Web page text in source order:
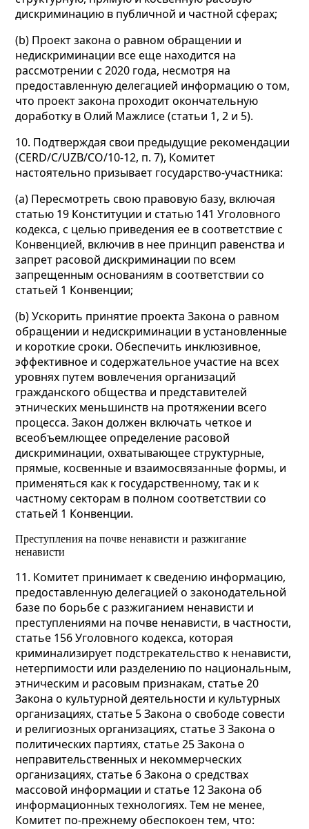
дискриминацию в публичной и частной сферах;
(b) Проект закона о равном обращении и
недискриминации все еще находится на
рассмотрении с 2020 года, несмотря на
предоставленную делегацией информацию о том,
что проект закона проходит окончательную
доработку в Олий Мажлисе (статьи 1, 2 и 5).
10. Подтверждая свои предыдущие рекомендации
(CERD/C/UZB/CO/10-12, п. 7), Комитет
настоятельно призывает государство-участника:
(а) Пересмотреть свою правовую базу, включая
статью 19 Конституции и статью 141 Уголовного
кодекса, с целью приведения ее в соответствие с
Конвенцией, включив в нее принцип равенства и
запрет расовой дискриминации по всем
запрещенным основаниям в соответствии со
статьей 1 Конвенции;
(b) Ускорить принятие проекта Закона о равном
обращении и недискриминации в установленные
и короткие сроки. Обеспечить инклюзивное,
эффективное и содержательное участие на всех
уровнях путем вовлечения организаций
гражданского общества и представителей
этнических меньшинств на протяжении всего
процесса. Закон должен включать четкое и
всеобъемлющее определение расовой
дискриминации, охватывающее структурные,
прямые, косвенные и взаимосвязанные формы, и
применяться как к государственному, так и к
частному секторам в полном соответствии со
статьей 1 Конвенции.
Преступления на почве ненависти и разжигание
ненависти
11. Комитет принимает к сведению информацию,
предоставленную делегацией о законодательной
базе по борьбе с разжиганием ненависти и
преступлениями на почве ненависти, в частности,
статье 156 Уголовного кодекса, которая
криминализирует подстрекательство к ненависти,
нетерпимости или разделению по национальным,
этническим и расовым признакам, статье 20
Закона о культурной деятельности и культурных
организациях, статье 5 Закона о свободе совести
и религиозных организациях, статье 3 Закона о
политических партиях, статье 25 Закона о
неправительственных и некоммерческих
организациях, статье 6 Закона о средствах
массовой информации и статье 12 Закона об
информационных технологиях. Тем не менее,
Комитет по-прежнему обеспокоен тем, что: